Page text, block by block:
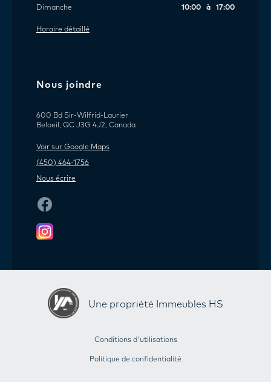
Dimanche
10:00 à 17:00
Horaire détaillé
Nous joindre
600 Bd Sir-Wilfrid-Laurier
Beloeil, QC J3G 4J2, Canada
Voir sur Google Maps
(450) 464-1756
Nous écrire
Une propriété Immeubles HS
Conditions d'utilisations
Politique de confidentialité